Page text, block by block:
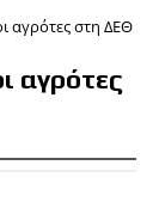
αγρότες στη ΔΕΘ
αγρότες